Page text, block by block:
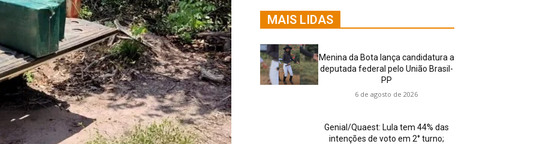
MAIS LIDAS
Menina da Bota lança candidatura a
deputada federal pelo União Brasil-
PP
6 de agosto de 2026
Genial/Quaest: Lula tem 44% das
intenções de voto em 2° turno;